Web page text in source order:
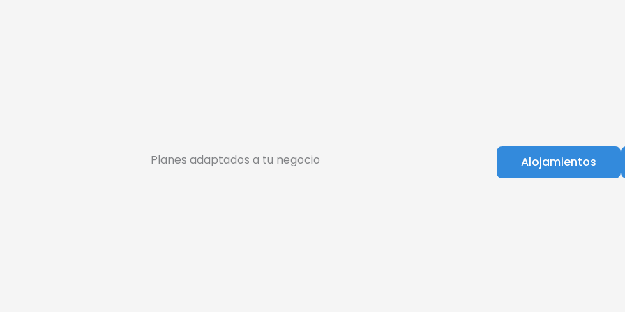
Planes adaptados a tu negocio Alojamientos